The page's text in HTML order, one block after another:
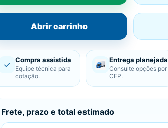
Abrir carrinho
✓ Compra assistida
Equipe técnica para
cotação.
Entrega planejada
Consulte opções por
CEP.
Frete, prazo e total estimado